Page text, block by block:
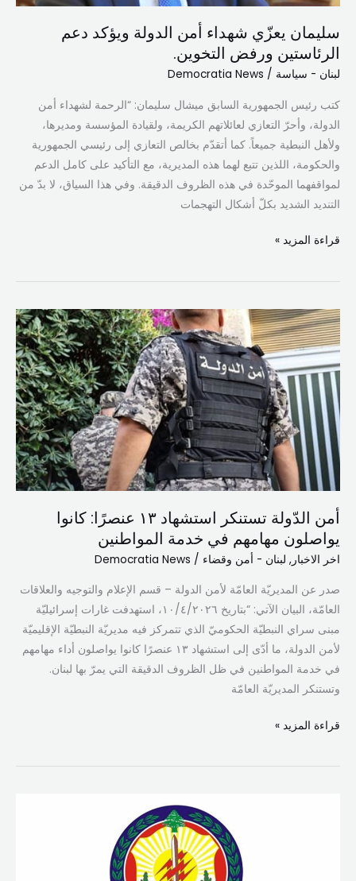
سليمان يعزّي شهداء أمن الدولة ويؤكد دعم
الرئاستين ورفض التخوين.
لبنان - سياسة /
Democratia News
كتب رئيس الجمهورية السابق ميشال سليمان: “الرحمة لشهداء أمن
الدولة، وأحرّ التعازي لعائلاتهم الكريمة، ولقيادة المؤسسة ومديرها،
ولأهل النبطية جميعاً. كما أتقدّم بخالص التعازي إلى رئيسي الجمهورية
والحكومة، اللذين تتبع لهما هذه المديرية، مع التأكيد على كامل الدعم
لمواقفهما الموحّدة في هذه الظروف الدقيقة. وفي هذا السياق، لا بدّ من
التنديد الشديد بكلّ أشكال التهجمات
التخوين.
قراءة المزيد »
أمن الدّولة تستنكر استشهاد ١٣ عنصرًا: كانوا
يواصلون مهامهم في خدمة المواطنين
اخر الاخبار, لبنان - أمن وقضاء /
Democratia News
صدر عن المديريّة العامّة لأمن الدولة – قسم الإعلام والتوجيه والعلاقات
العامّة، البيان الآتي: “بتاريخ ١٠/٤/٢٠٢٦، استهدفت غارات إسرائيليّة
مبنى سراي النبطيّة الحكوميّ الذي تتمركز فيه مديريّة النبطيّة الإقليميّة
لأمن الدولة، ما أدّى إلى استشهاد ١٣ عنصرًا كانوا يواصلون أداء مهامهم
في خدمة المواطنين في ظل الظروف الدقيقة التي يمرّ بها لبنان.
وتستنكر المديريّة العامّة
أمن
الدّولة
تستنكر
استشهاد
١٣
عنصرًا:
كانوا
يواصلون
مهامهم
خدمة
المواطنين
قراءة المزيد »